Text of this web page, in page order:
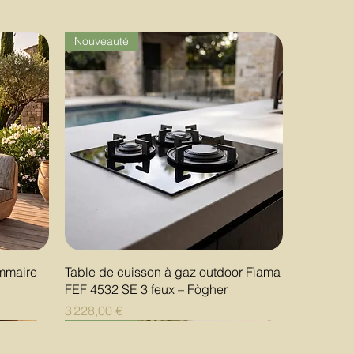
Aperçu rapide
Nouveauté
Table de cuisson à gaz outdoor Fìama
FEF 4532 SE 3 feux – Fògher
Prix
3 228,00 €